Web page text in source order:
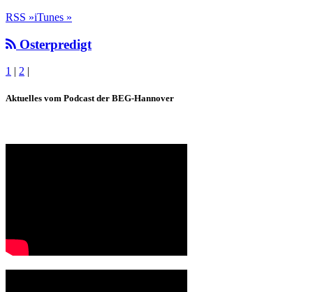
RSS »iTunes »
Osterpredigt
1 | 2 |
Aktuelles vom Podcast der BEG-Hannover